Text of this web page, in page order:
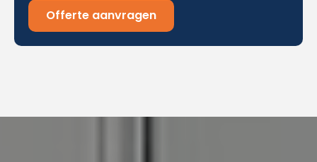
Offerte aanvragen